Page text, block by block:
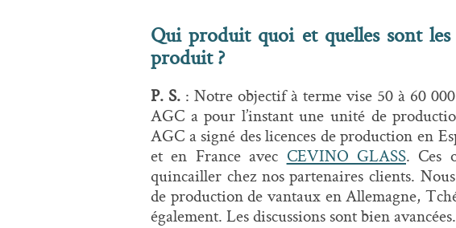
Qui produit quoi et quelles sont
produit ?
P. S. : Notre objectif à terme vise 50 à 60
AGC a pour l’instant une unité de
AGC a signé des licences de production en
et en France avec CEVINO GLASS. Ces
quincailler chez nos partenaires clients.
de production de vantaux en Allemagne,
également. Les discussions sont bien avancées.